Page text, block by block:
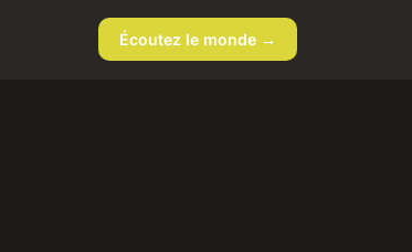
Écoutez le monde →